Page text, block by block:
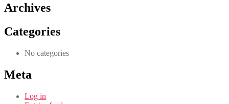
Archives
Categories
No categories
Meta
Log in